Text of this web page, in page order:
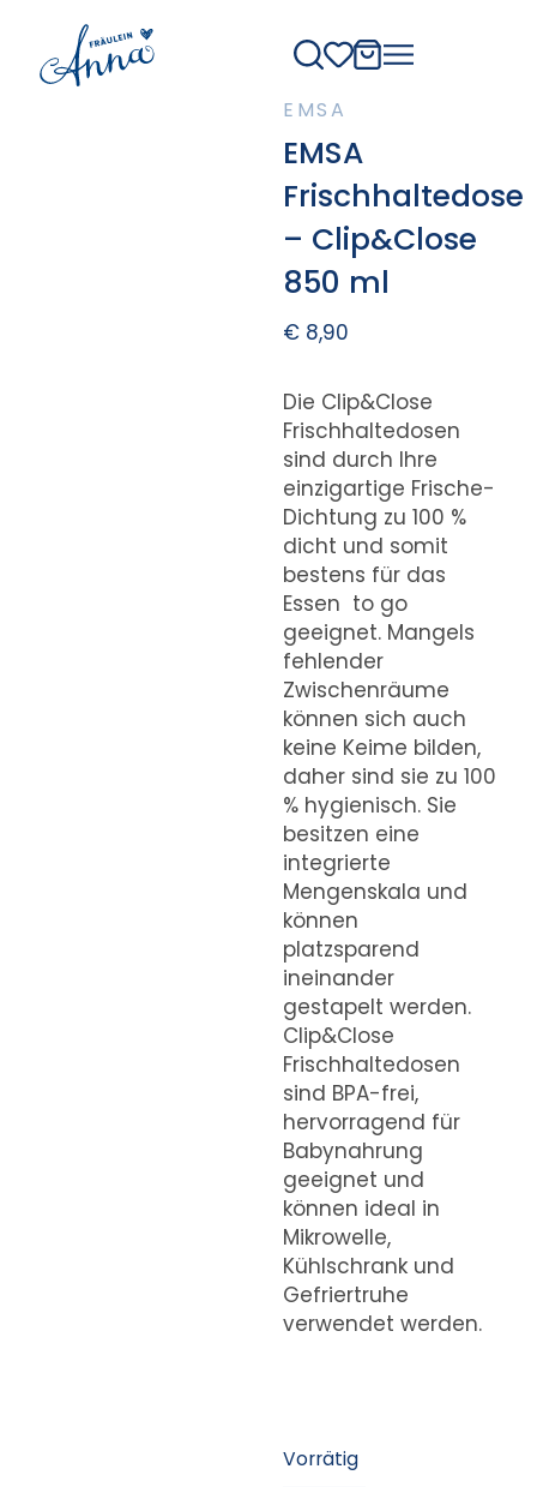
EMSA
EMSA
Frischhaltedose
– Clip&Close
850 ml
€8,90
Die Clip&Close
Frischhaltedosen
sind durch Ihre
einzigartige Frische-
Dichtung zu 100 %
dicht und somit
bestens für das
Essen to go
geeignet. Mangels
fehlender
Zwischenräume
können sich auch
keine Keime bilden,
daher sind sie zu 100
% hygienisch. Sie
besitzen eine
integrierte
Mengenskala und
können
platzsparend
ineinander
gestapelt werden.
Clip&Close
Frischhaltedosen
sind BPA-frei,
hervorragend für
Babynahrung
geeignet und
können ideal in
Mikrowelle,
Kühlschrank und
Gefriertruhe
verwendet werden.
Vorrätig